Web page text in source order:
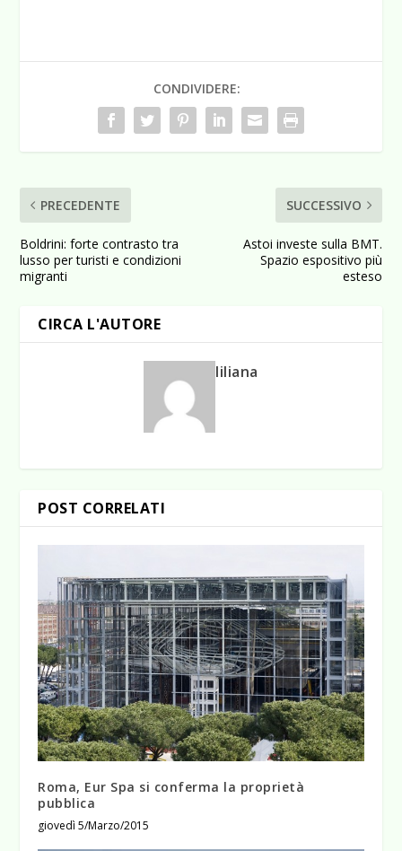
CONDIVIDERE:
PRECEDENTE
Boldrini: forte contrasto tra
lusso per turisti e condizioni
migranti
SUCCESSIVO
Astoi investe sulla BMT.
Spazio espositivo più
esteso
CIRCA L'AUTORE
liliana
POST CORRELATI
Roma, Eur Spa si conferma la proprietà
pubblica
giovedì 5/Marzo/2015